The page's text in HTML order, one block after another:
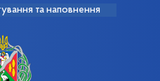
та наповнення